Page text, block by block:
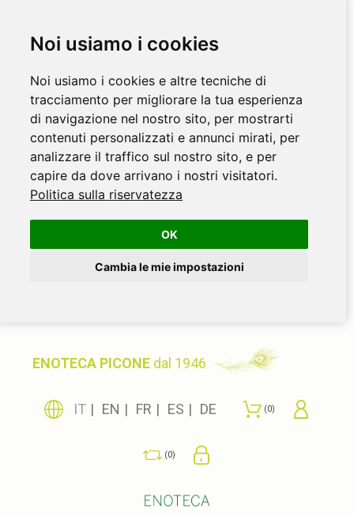
Noi usiamo i cookies
Noi usiamo i cookies e altre tecniche di
tracciamento per migliorare la tua esperienza
di navigazione nel nostro sito, per mostrarti
contenuti personalizzati e annunci mirati, per
analizzare il traffico sul nostro sito, e per
capire da dove arrivano i nostri visitatori.
Politica sulla riservatezza
OK
Cambia le mie impostazioni
ENOTECA PICONE dal 1946
IT EN FR ES DE 0
0